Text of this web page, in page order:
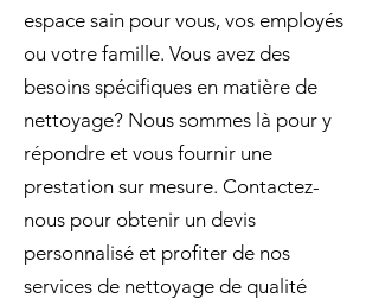
espace sain pour vous, vos employés
ou votre famille. Vous avez des
besoins spécifiques en matière de
nettoyage? Nous sommes là pour y
répondre et vous fournir une
prestation sur mesure. Contactez-
nous pour obtenir un devis
personnalisé et profiter de nos
services de nettoyage de qualité